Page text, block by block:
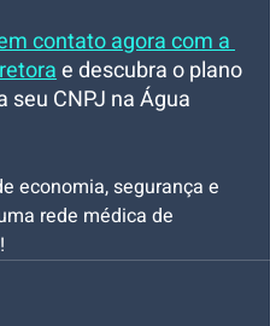
contato agora com a
e descubra o plano
seu CNPJ na Água
economia, segurança e
rede médica de